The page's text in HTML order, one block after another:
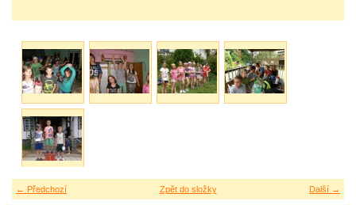
← Předchozí Další →
Zpět do složky